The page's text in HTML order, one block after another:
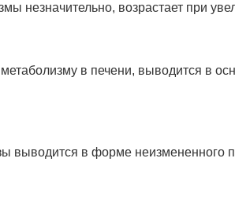
незначительно, возрастает при
в печени, выводится в
выводится в форме неизмененного